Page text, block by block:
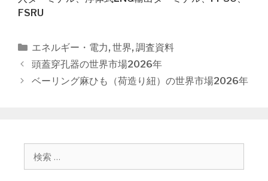
FSRU
カ
テ
ゴ
エネルギー・電力, 世界, 調査資料
投
稿
頭蓋穿孔器の世界市場2026年
ベーリング麻ひも（荷造り紐）の世界市場2026年